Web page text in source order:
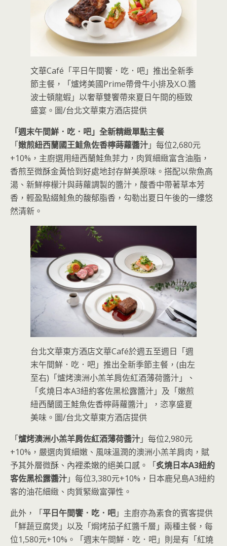
文華Café「平日午間饗．吃．吧」推出全新季
節主餐，「爐烤美國Prime帶骨牛小排及X.O.醬
波士頓龍蝦」以奢華雙饗帶來夏日午間的極致
盛宴。圖/台北文華東方酒店提供
「週末午間鮮．吃．吧」全新精緻單點主餐
「嫩煎紐西蘭國王鮭魚佐香檸蒔蘿醬汁」每位2,680元
+10%，主廚選用紐西蘭鮭魚菲力，肉質細緻富含油脂，
香煎至微酥金黃恰到好處地封存鮮美原味。搭配以柴魚高
湯、新鮮檸檬汁與蒔蘿調製的醬汁，酸香中帶著草本芳
香，輕盈點綴鮭魚的馥郁脂香，勾勒出夏日午後的一縷悠
然清新。
台北文華東方酒店文華Café於週五至週日「週
末午間鮮．吃．吧」推出全新季節主餐，(由左
至右)「爐烤澳洲小羔羊肩佐紅酒薄荷醬汁」、
「炙燒日本A3紐約客佐黑松露醬汁」及「嫩煎
紐西蘭國王鮭魚佐香檸蒔蘿醬汁」，恣享盛夏
美味。圖/台北文華東方酒店提供
「爐烤澳洲小羔羊肩佐紅酒薄荷醬汁」每位2,980元
+10%，嚴選肉質細嫩、風味溫潤的澳洲小羔羊肩肉，賦
予其外層微酥、內裡柔嫩的絕美口感。「炙燒日本A3紐約
客佐黑松露醬汁」每位3,380元+10%，日本鹿兒島A3紐約
客的油花細緻、肉質緊緻富彈性。
此外，「平日午間饗．吃．吧」主廚亦為素食的賓客提供
「鮮蔬豆腐煲」以及「焗烤茄子紅醬千層」兩種主餐，每
位1,580元+10%。「週末午間鮮．吃．吧」則是有「紅燒